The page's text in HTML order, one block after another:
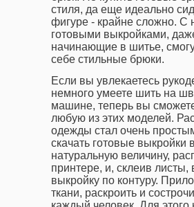
стиля, да еще идеально
фигуре - крайне сложно. С
готовыми выкройками,
начинающие в шитье,
себе стильные брюки.
Если вы увлекаетесь
немного умеете шить на
машине, теперь вы
любую из этих моделей.
одежды стал очень
скачать готовые выкройки в
натуральную величину,
принтере, и, склеив листы,
выкройку по контуру.
ткани, раскроить и